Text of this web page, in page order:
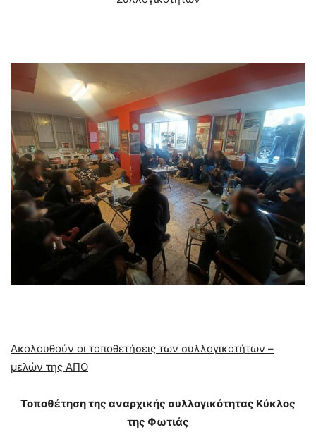
Ακολουθούν οι τοποθετήσεις των συλλογικοτήτων –
μελών της ΑΠΟ
Τοποθέτηση της αναρχικής συλλογικότητας Κύκλος
της Φωτιάς